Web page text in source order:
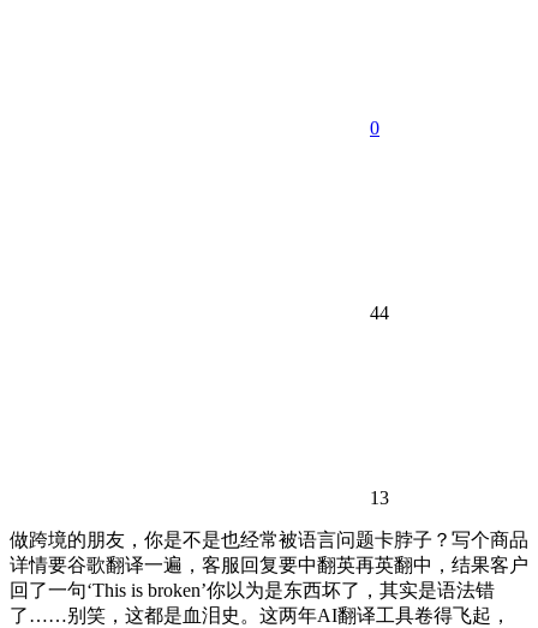
0
44
13
做跨境的朋友，你是不是也经常被语言问题卡脖子？写个商品
详情要谷歌翻译一遍，客服回复要中翻英再英翻中，结果客户
回了一句‘This is broken’你以为是东西坏了，其实是语法错
了……别笑，这都是血泪史。这两年AI翻译工具卷得飞起，